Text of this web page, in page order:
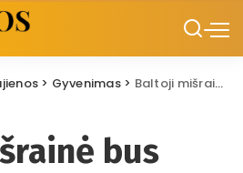
> Gyvenimas> Baltoji mišrainė bus gerokai skanesnė ir sveikesnė – štai ryškiomis spalvomis nustebinsiantis receptas
bus